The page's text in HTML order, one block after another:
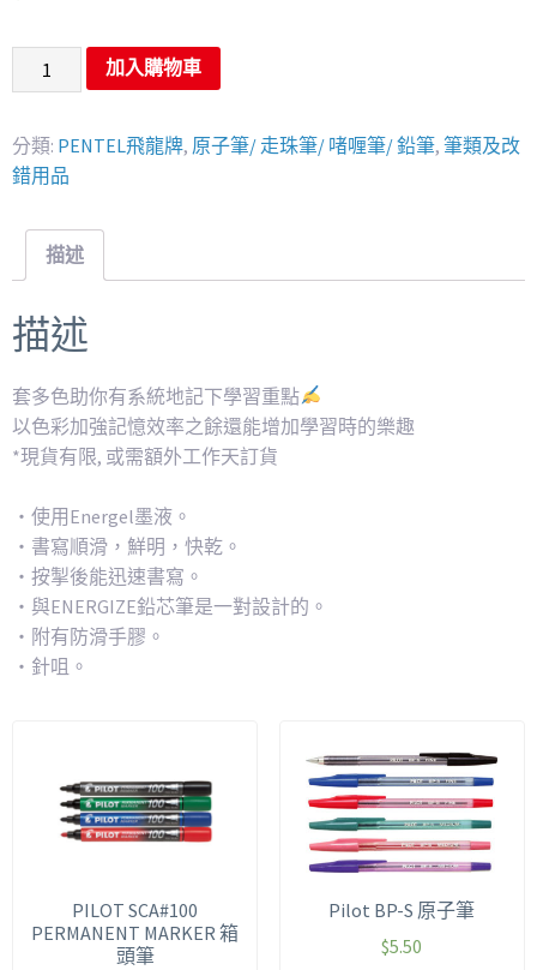
加入購物車
分類: PENTEL飛龍牌, 原子筆/ 走珠筆/ 啫喱筆/ 鉛筆, 筆類及改
錯用品
描述
描述
套多色助你有系統地記下學習重點
以色彩加強記憶效率之餘還能增加學習時的樂趣
*現貨有限, 或需額外工作天訂貨
・使用Energel墨液。
・書寫順滑，鮮明，快乾。
・按掣後能迅速書寫。
・與ENERGIZE鉛芯筆是一對設計的。
・附有防滑手膠。
・針咀。
PILOT SCA#100
PERMANENT MARKER 箱
頭筆
Pilot BP-S 原子筆
$5.50